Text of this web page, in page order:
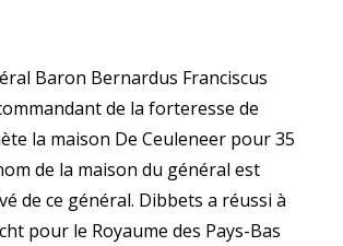
Baron Bernardus Franciscus
de la forteresse de
la maison De Ceuleneer pour 35
de la maison du général est
de ce général. Dibbets a réussi à
pour le Royaume des Pays-Bas